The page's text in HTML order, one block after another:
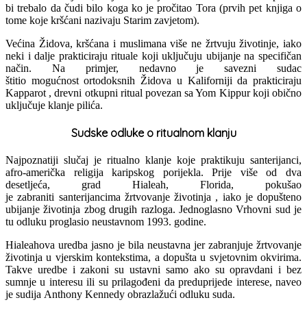
bi trebalo da čudi bilo koga ko je pročitao Tora (prvih pet knjiga o
tome koje kršćani nazivaju Starim zavjetom).
Većina Židova, kršćana i muslimana više ne žrtvuju životinje, iako
neki i dalje prakticiraju rituale koji uključuju ubijanje na specifičan
način. Na primjer, nedavno je savezni sudac
štitio mogućnost ortodoksnih Židova u Kaliforniji da prakticiraju
Kapparot , drevni otkupni ritual povezan sa Yom Kippur koji obično
uključuje klanje pilića.
Sudske odluke o ritualnom klanju
Najpoznatiji slučaj je ritualno klanje koje praktikuju santerijanci,
afro-američka religija karipskog porijekla. Prije više od dva
desetljeća, grad Hialeah, Florida, pokušao
je zabraniti santerijancima žrtvovanje životinja , iako je dopušteno
ubijanje životinja zbog drugih razloga. Jednoglasno Vrhovni sud je
tu odluku proglasio neustavnom 1993. godine.
Hialeahova uredba jasno je bila neustavna jer zabranjuje žrtvovanje
životinja u vjerskim kontekstima, a dopušta u svjetovnim okvirima.
Takve uredbe i zakoni su ustavni samo ako su opravdani i bez
sumnje u interesu ili su prilagođeni da preduprijede interese, naveo
je sudija Anthony Kennedy obrazlažući odluku suda.